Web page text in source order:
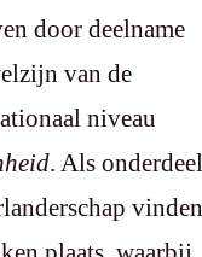
door deelname
van de
niveau
. Als onderdeel
vinden